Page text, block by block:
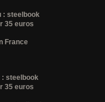
: steelbook
35 euros
France
: steelbook
35 euros